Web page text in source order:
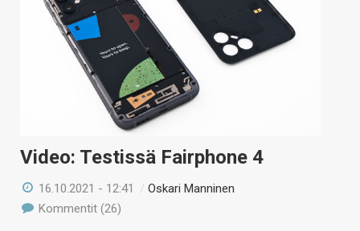
Video: Testissä Fairphone 4
16.10.2021 - 12:41 /Oskari Manninen
Kommentit (26)